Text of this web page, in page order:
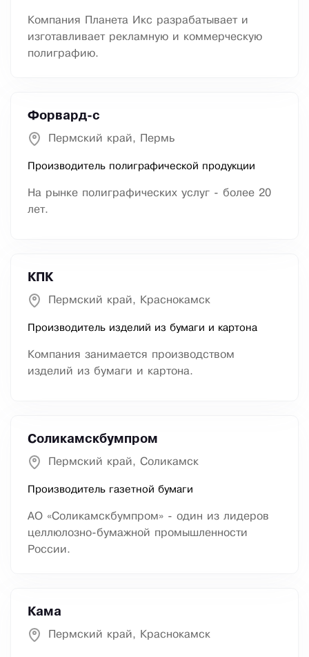
Компания Планета Икс разрабатывает и
изготавливает рекламную и коммерческую
полиграфию.
Форвард-с
Пермский край, Пермь
Производитель полиграфической продукции
На рынке полиграфических услуг - более 20
лет.
КПК
Пермский край, Краснокамск
Производитель изделий из бумаги и картона
Компания занимается производством
изделий из бумаги и картона.
Соликамскбумпром
Пермский край, Соликамск
Производитель газетной бумаги
АО «Соликамскбумпром» - один из лидеров
целлюлозно-бумажной промышленности
России.
Кама
Пермский край, Краснокамск